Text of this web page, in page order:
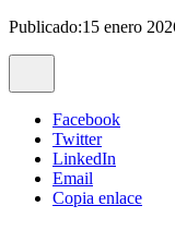
Publicado:15 enero
Facebook
Twitter
LinkedIn
Email
Copia enlace